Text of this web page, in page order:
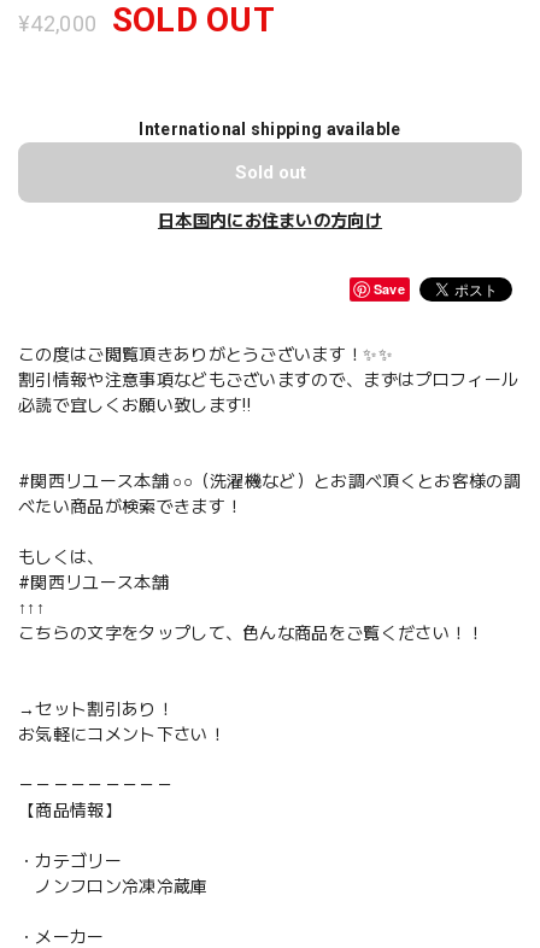
¥42,000 SOLD OUT
International shipping available
Sold out
日本国内にお住まいの方向け
Save
この度はご閲覧頂きありがとうございます！✨✨
割引情報や注意事項などもございますので、まずはプロフィール
必読で宜しくお願い致します‼️
#関西リユース本舗 ○○（洗濯機など）とお調べ頂くとお客様の調
べたい商品が検索できます！
もしくは、
#関西リユース本舗
↑↑↑
こちらの文字をタップして、色んな商品をご覧ください！！
→セット割引あり！
お気軽にコメント下さい！
－－－－－－－－－
【商品情報】
・カテゴリー
ノンフロン冷凍冷蔵庫
・メーカー